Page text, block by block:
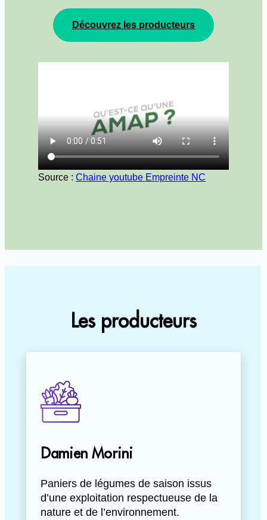
Découvrez les producteurs
Source : Chaine youtube Empreinte NC
Les producteurs
Damien Morini
Paniers de légumes de saison issus
d’une exploitation respectueuse de la
nature et de l’environnement.